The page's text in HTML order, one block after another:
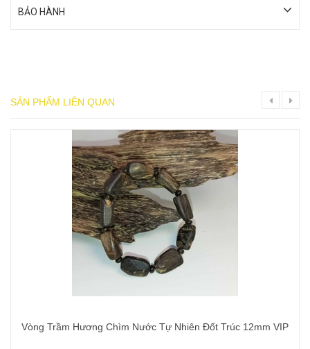
BẢO HÀNH
SẢN PHẨM LIÊN QUAN
Vòng Trầm Hương Chìm Nước Tự Nhiên Đốt Trúc 12mm VIP